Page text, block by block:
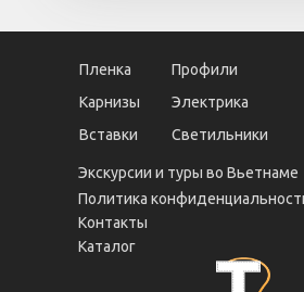
Пленка Профили
Вставки Светильники
Карнизы Электрика
Политика
Экскурсии и туры во Вьетнаме
Каталог
Контакты